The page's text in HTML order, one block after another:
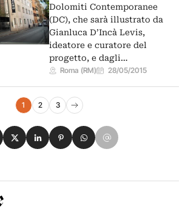
Dolomiti Contemporanee
(DC), che sarà illustrato da
Gianluca D’Incà Levis,
ideatore e curatore del
progetto, e dagli…
Roma (RM) 28/05/2015
1 2 3
Pagina successiva
su Facebook
Condividi su X
Condividi su LinkedIn
Condividi su Pinterest
Condividi su WhatsApp
Condividi su Email